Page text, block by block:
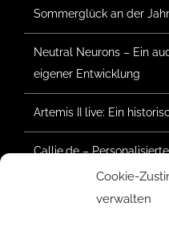
Cookie-
verwalten
Sommerglück an der
Neutral Neurons – Ein
eigener Entwicklung
Artemis II live: Ein
Callie.de –